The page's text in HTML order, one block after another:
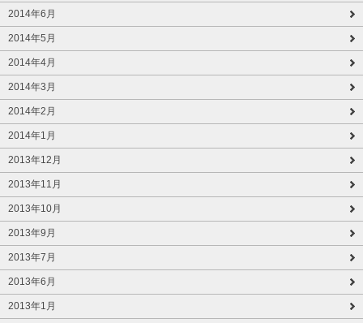
2014年6月
2014年5月
2014年4月
2014年3月
2014年2月
2014年1月
2013年12月
2013年11月
2013年10月
2013年9月
2013年7月
2013年6月
2013年1月